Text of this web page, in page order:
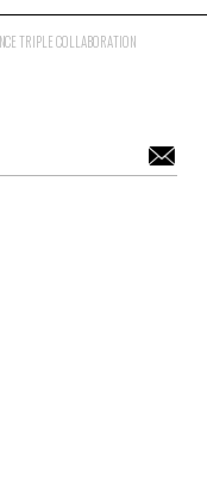
TRIPLE COLLABORATION